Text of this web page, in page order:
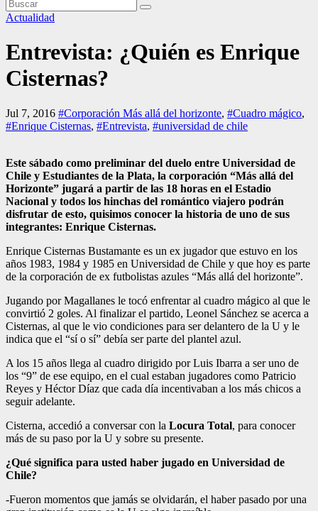
Actualidad
Entrevista: ¿Quién es Enrique
Cisternas?
Jul 7, 2016 #Corporación Más allá del horizonte, #Cuadro mágico,
#Enrique Cisternas, #Entrevista, #universidad de chile
Este sábado como preliminar del duelo entre Universidad de
Chile y Estudiantes de la Plata, la corporación “Más allá del
Horizonte” jugará a partir de las 18 horas en el Estadio
Nacional y todos los hinchas del romántico viajero podrán
disfrutar de esto, quisimos conocer la historia de uno de sus
integrantes: Enrique Cisternas.
Enrique Cisternas Bustamante es un ex jugador que estuvo en los
años 1983, 1984 y 1985 en Universidad de Chile y que hoy es parte
de la corporación de ex futbolistas azules “Más allá del horizonte”.
Jugando por Magallanes le tocó enfrentar al cuadro mágico al que le
convirtió 2 goles. Al finalizar el partido, Leonel Sánchez se acerca a
Cisternas, al que le vio condiciones para ser delantero de la U y le
indica que el “sí o sí” debía ser parte del plantel azul.
A los 15 años llega al cuadro dirigido por Luis Ibarra a ser uno de
los “9” de ese equipo, en el cual estaban jugadores como Patricio
Reyes y Héctor Díaz que cada día incentivaban a los más chicos a
seguir adelante.
Cisterna, accedió a conversar con la Locura Total, para conocer
más de su paso por la U y sobre su presente.
¿Qué significa para usted haber jugado en Universidad de
Chile?
-Fueron momentos que jamás se olvidarán, el haber pasado por una